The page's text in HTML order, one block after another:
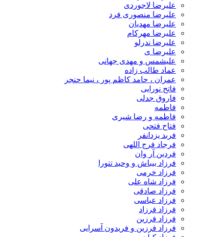
علیرضا لاجوردی
علیرضا منصوری فرد
علیرضا مهدیان
علیرضا مهرکام
علیرضا ندرلو
علیرضا ی
علیشمس و مهدی جهانی
عماد طالب زاده
عمران ، حامد کاظم پور ، نیما حنجر
فاتح نورایی
فاروق جدلی
فاطمه
فاطمه و رضا شیری
فتاح فتحی
فربد یزدانفر
فرجاد فرج اللهی
فردین آر وان
فرزاد بیباش و وحید تتورا
فرزاد خرمی
فرزاد شاه علی
فرزاد صادقی
فرزاد عباسی
فرزاد فرزاد
فرزاد فرزین
فرزاد فرزین و فریدون آسرایی